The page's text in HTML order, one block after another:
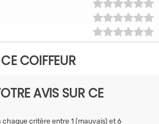
COIFFEUR
AVIS SUR CE
critère entre 1 (mauvais) et 6